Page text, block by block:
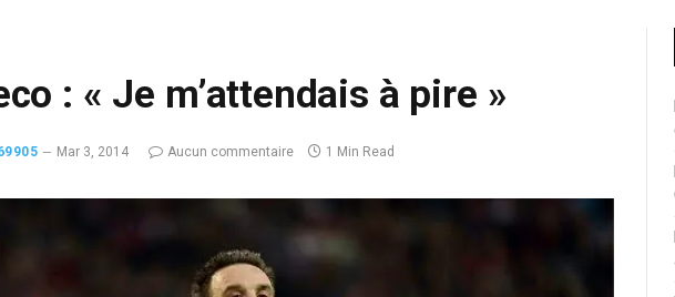
: « Je m’attendais à pire »
Mar 3, 2014 Aucun commentaire 1 Min Read